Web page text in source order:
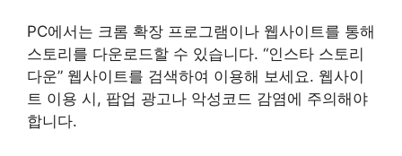
PC에서는 크롬 확장 프로그램이나 웹사이트를 통해
스토리를 다운로드할 수 있습니다. “인스타 스토리
다운” 웹사이트를 검색하여 이용해 보세요. 웹사이
트 이용 시, 팝업 광고나 악성코드 감염에 주의해야
합니다.